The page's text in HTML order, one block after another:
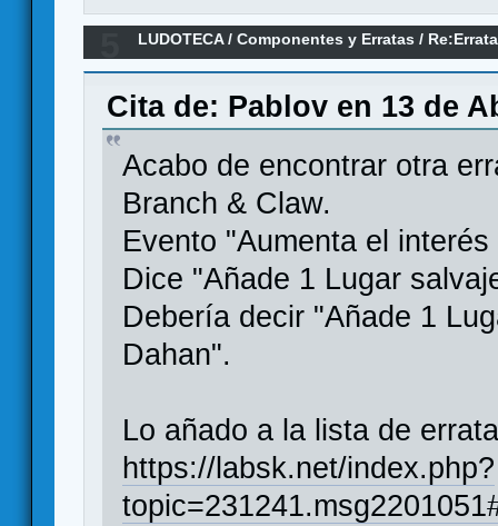
LUDOTECA/Componentes y Erratas /
Cita de: Pablov en 13 de
Acabo de encontrar otra
Branch & Claw.
Evento "Aumenta el
Dice "Añade 1 Lugar
Debería decir "Añade 1
Dahan".
Lo añado a la lista de
https://labsk.net/index.php?